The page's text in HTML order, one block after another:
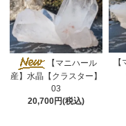
【マニハール
産】水晶【クラスター】
03
20,700円(税込)